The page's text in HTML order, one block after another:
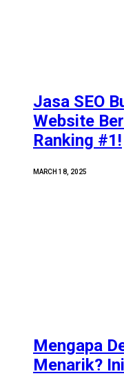
Jasa SEO
Website
Ranking #1!
MARCH 18, 2025
Mengapa
Menarik?